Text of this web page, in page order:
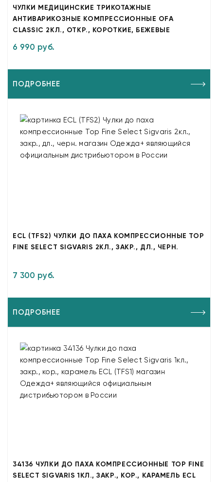
ЧУЛКИ МЕДИЦИНСКИЕ ТРИКОТАЖНЫЕ
АНТИВАРИКОЗНЫЕ КОМПРЕССИОННЫЕ OFA
CLASSIC 2КЛ., ОТКР., КОРОТКИЕ, БЕЖЕВЫЕ
6 990 руб.
ПОДРОБНЕЕ
ECL (TFS2) ЧУЛКИ ДО ПАХА КОМПРЕССИОННЫЕ TOP
FINE SELECT SIGVARIS 2КЛ., ЗАКР., ДЛ., ЧЕРН.
7 300 руб.
ПОДРОБНЕЕ
34136 ЧУЛКИ ДО ПАХА КОМПРЕССИОННЫЕ TOP FINE
SELECT SIGVARIS 1КЛ., ЗАКР., КОР., КАРАМЕЛЬ ECL